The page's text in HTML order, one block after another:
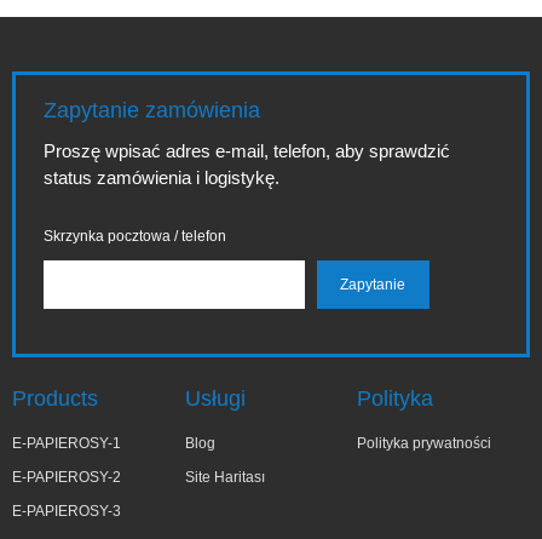
Zapytanie zamówienia
Proszę wpisać adres e-mail, telefon, aby sprawdzić
status zamówienia i logistykę.
Skrzynka pocztowa / telefon
Products
E-PAPIEROSY-1
E-PAPIEROSY-2
E-PAPIEROSY-3
Usługi
Blog
Site Haritası
Polityka
Polityka prywatności